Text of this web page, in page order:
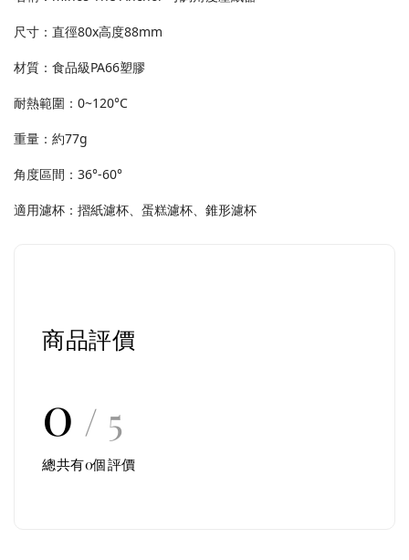
尺寸：直徑80x高度88mm
材質：食品級PA66塑膠
耐熱範圍：0~120°C
重量：約77g
角度區間：36°-60°
適用濾杯：摺紙濾杯、蛋糕濾杯、錐形濾杯
商品評價
0 / 5
總共有0個評價